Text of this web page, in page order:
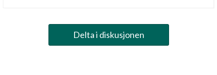
Delta i diskusjonen